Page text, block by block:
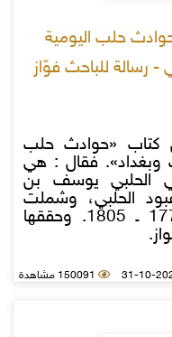
حلب اليومية
- رسالة للباحث فوّاز
كتاب «حوادث حلب
وبغداد». فقال : هي
الحلبي يوسف بن
الحلبي، وشملت
الفترة الممتدة بين عامي 1771 ـ 1805. وحققها
150091 مشاهدة